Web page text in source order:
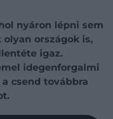
nyáron lépni sem
országok is,
igaz.
idegenforgalmi
csend továbbra